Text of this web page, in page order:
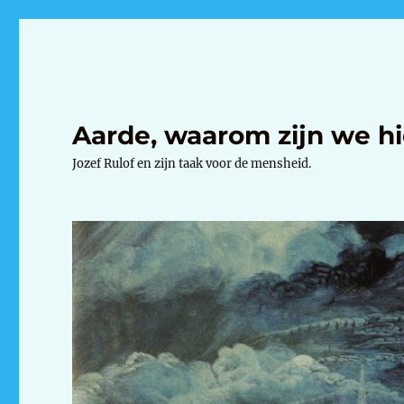
Aarde, waarom zijn we
Jozef Rulof en zijn taak voor de mensheid.